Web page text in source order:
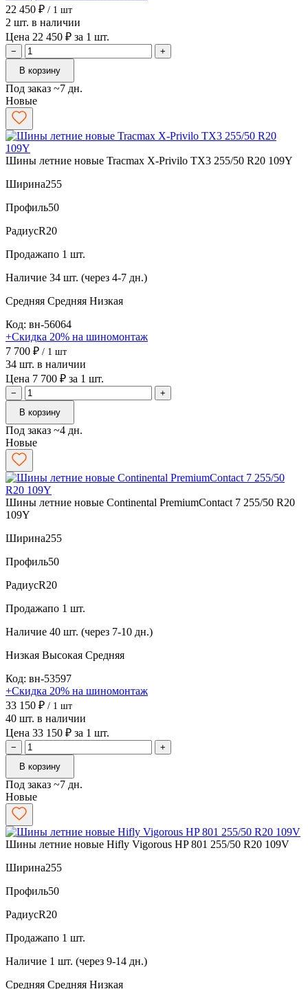
22 450 ₽ / 1 шт
2 шт. в наличии
Цена 22 450 ₽ за 1 шт.
−
+
В корзину
Под заказ ~7 дн.
Новые
Шины летние новые Tracmax X-Privilo TX3 255/50 R20 109Y
Ширина255
Профиль50
РадиусR20
Продажапо 1 шт.
Наличие 34 шт. (через 4-7 дн.)
Средняя Средняя Низкая
Код: вн-56064
+Скидка 20% на шиномонтаж
7 700 ₽ / 1 шт
34 шт. в наличии
Цена 7 700 ₽ за 1 шт.
−
+
В корзину
Под заказ ~4 дн.
Новые
Шины летние новые Continental PremiumContact 7 255/50 R20
109Y
Ширина255
Профиль50
РадиусR20
Продажапо 1 шт.
Наличие 40 шт. (через 7-10 дн.)
Низкая Высокая Средняя
Код: вн-53597
+Скидка 20% на шиномонтаж
33 150 ₽ / 1 шт
40 шт. в наличии
Цена 33 150 ₽ за 1 шт.
−
+
В корзину
Под заказ ~7 дн.
Новые
Шины летние новые Hifly Vigorous HP 801 255/50 R20 109V
Ширина255
Профиль50
РадиусR20
Продажапо 1 шт.
Наличие 1 шт. (через 9-14 дн.)
Средняя Средняя Низкая